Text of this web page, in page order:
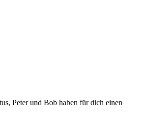
Peter und Bob haben für dich einen